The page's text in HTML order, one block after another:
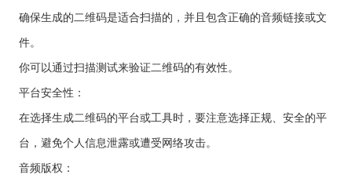
确保生成的二维码是适合扫描的，并且包含正确的音频链接或文
件。
你可以通过扫描测试来验证二维码的有效性。
平台安全性：
在选择生成二维码的平台或工具时，要注意选择正规、安全的平
台，避免个人信息泄露或遭受网络攻击。
音频版权：